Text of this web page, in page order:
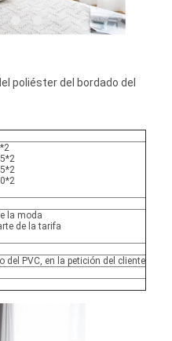
poliéster del bordado del
la moda
de la tarifa
del PVC, en la petición del cliente